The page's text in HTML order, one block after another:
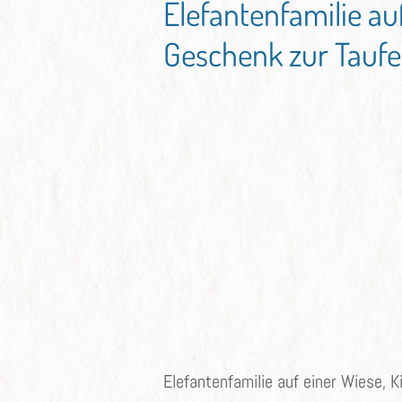
Elefantenfamilie
Geschenk zur Taufe
Elefantenfamilie auf einer Wiese,